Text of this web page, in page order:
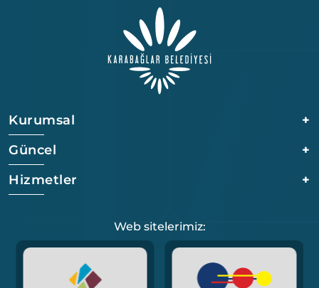
Kurumsal
+
Güncel
+
Hizmetler
+
Web sitelerimiz: